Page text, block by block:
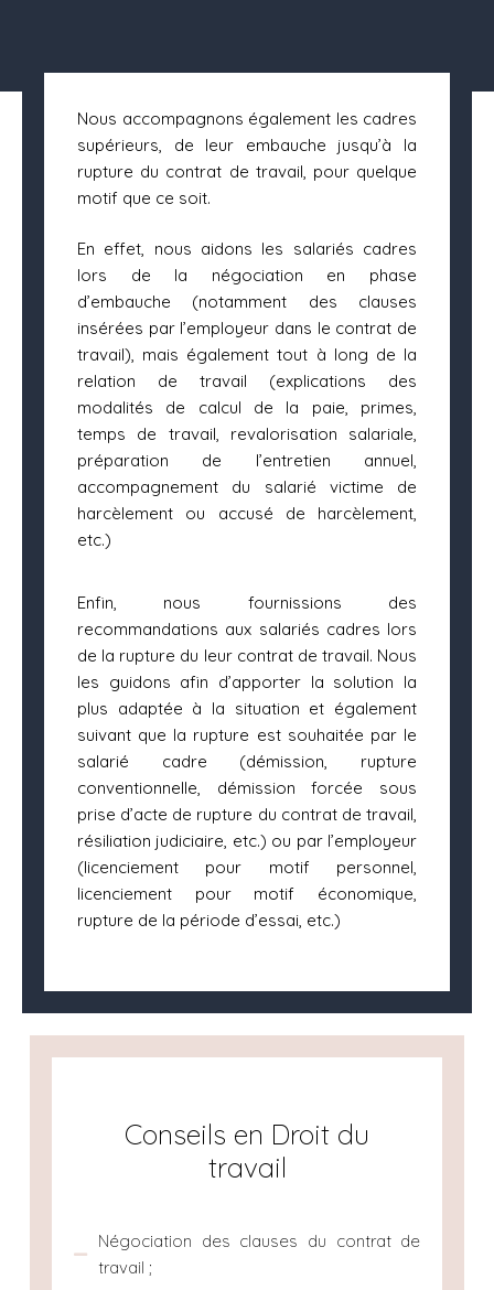
Nous accompagnons également les cadres
supérieurs, de leur embauche jusqu’à la
rupture du contrat de travail, pour quelque
motif que ce soit.
En effet, nous aidons les salariés cadres
lors de la négociation en phase
d’embauche (notamment des clauses
insérées par l’employeur dans le contrat de
travail), mais également tout à long de la
relation de travail (explications des
modalités de calcul de la paie, primes,
temps de travail, revalorisation salariale,
préparation de l’entretien annuel,
accompagnement du salarié victime de
harcèlement ou accusé de harcèlement,
etc.)
Enfin, nous fournissions des
recommandations aux salariés cadres lors
de la rupture du leur contrat de travail. Nous
les guidons afin d’apporter la solution la
plus adaptée à la situation et également
suivant que la rupture est souhaitée par le
salarié cadre (démission, rupture
conventionnelle, démission forcée sous
prise d’acte de rupture du contrat de travail,
résiliation judiciaire, etc.) ou par l’employeur
(licenciement pour motif personnel,
licenciement pour motif économique,
rupture de la période d’essai, etc.)
Conseils en Droit du
travail
Négociation des clauses du contrat de
travail ;